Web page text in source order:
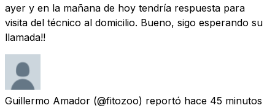
ayer y en la mañana de hoy tendría respuesta para
visita del técnico al domicilio. Bueno, sigo esperando su
llamada!!
Guillermo Amador (@fitozoo) reportó hace 45 minutos